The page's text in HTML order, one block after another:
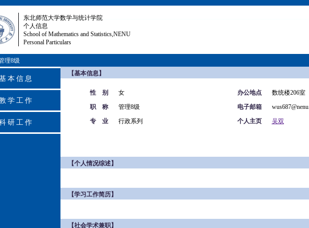
东北师范大学数学与统计学院
个人信息
School of Mathematics and Statistics,NENU
Personal Particulars
理8级
本信息
学工作
研工作
【基本信息】
性 别 女 办公地点
数统楼206室
职 称
管理8级 电子邮箱
专 业
行政系列 个人主页 吴双
【个人情况综述】
【学习工作简历】
【社会学术兼职】